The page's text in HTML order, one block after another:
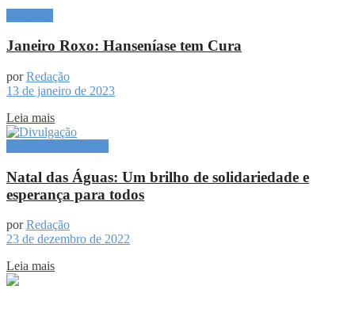
Janeiro Roxo: Hanseníase tem Cura
por Redação
13 de janeiro de 2023
Leia mais
Natal das Águas: Um brilho de solidariedade e
esperança para todos
por Redação
23 de dezembro de 2022
Leia mais